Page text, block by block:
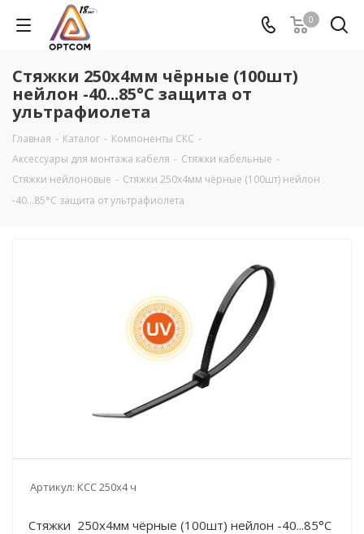
0
Стяжки 250х4мм чёрные (100шт)
нейлон -40...85°C защита от
ультрафиолета
Главная - Каталог - Компоненты СКС -
Аксеcсуары для монтажа кабеля - Стяжки кабельные -
Стяжки нейлоновые - Стяжки 250х4мм чёрные (100шт) нейлон
-40...85°C защита от ультрафиолета
Артикул: КСС 250х4 ч
Стяжки 250х4мм чёрные (100шт) нейлон -40...85°C